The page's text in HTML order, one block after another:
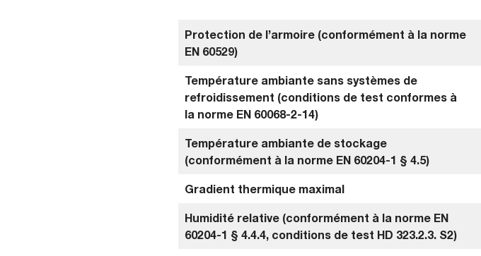
Protection de l’armoire (conformément à la norme
EN 60529)
Température ambiante sans systèmes de
refroidissement (conditions de test conformes à
la norme EN 60068-2-14)
Température ambiante de stockage
(conformément à la norme EN 60204-1 § 4.5)
Gradient thermique maximal
Humidité relative (conformément à la norme EN
60204-1 § 4.4.4, conditions de test HD 323.2.3. S2)